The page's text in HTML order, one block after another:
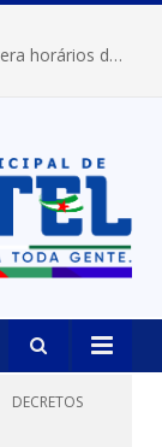
Prefeitura de Portel prorroga inscrições e altera horários dos concursos “Musa” e “Miss Mix Verão 2026”
DECRETOS